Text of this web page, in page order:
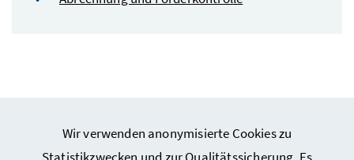
Wir verwenden anonymisierte Cookies zu
Webseiten Kunst und Kultur